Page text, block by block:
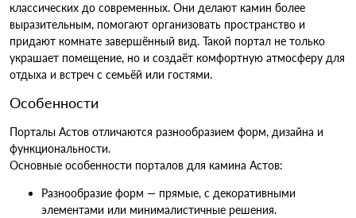
классических до современных. Они делают камин более
выразительным, помогают организовать пространство и
придают комнате завершённый вид. Такой портал не только
украшает помещение, но и создаёт комфортную атмосферу для
отдыха и встреч с семьёй или гостями.
Особенности
Порталы Астов отличаются разнообразием форм, дизайна и
функциональности.
Основные особенности порталов для камина Астов:
Разнообразие форм — прямые, с декоративными
элементами или минималистичные решения.